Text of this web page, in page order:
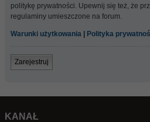
politykę prywatności. Upewnij się też, że
regulaminy umieszczone na forum.
Warunki użytkowania Polityka
Zarejestruj
KANAŁ